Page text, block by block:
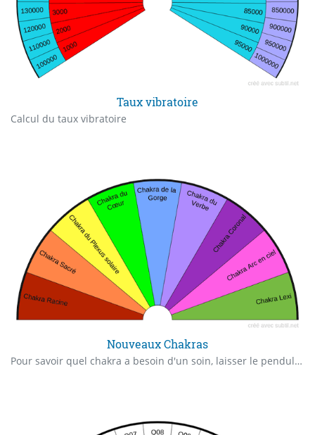
Taux vibratoire
Calcul du taux vibratoire
Nouveaux Chakras
Pour savoir quel chakra a besoin d'un soin, laisser le pendule choisir le chakra puis, laisser le pendule tourner aussi longtemps que nécessaire. Répétez l'opération pour les autres chakras.